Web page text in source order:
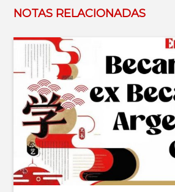
NOTAS RELACIONADAS